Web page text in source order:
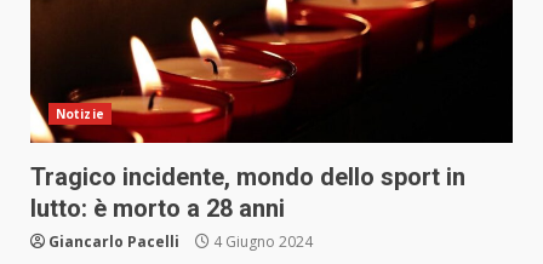
Notizie
Tragico incidente, mondo dello sport in
lutto: è morto a 28 anni
Giancarlo Pacelli 4 Giugno 2024